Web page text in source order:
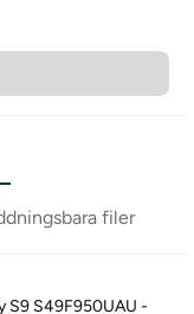
filer
S9 S49F950UAU -